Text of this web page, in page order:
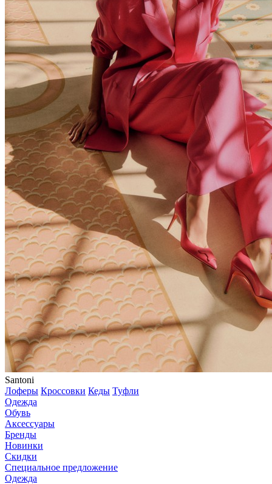
Santoni
Лоферы Кроссовки Кеды Туфли
Одежда
Обувь
Аксессуары
Бренды
Новинки
Скидки
Специальное предложение
Одежда